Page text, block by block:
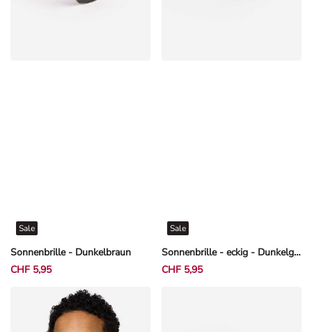
Sonnenbrille - Dunkelbraun
Sale
CHF 5,95
Sonnenbrille - eckig - Dunkelgrün
Sale
CHF 5,95